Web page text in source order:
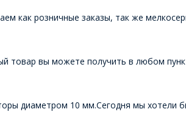
как розничные заказы, так же
товар вы можете получить в любом
диаметром 10 мм.Сегодня мы хотели